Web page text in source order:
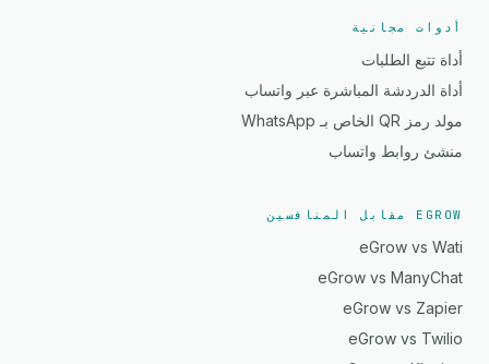
أدوات مجانية
أداة تتبع الطلبات
أداة الدردشة المباشرة عبر واتساب
مولد رمز QR الخاص بـ WhatsApp
منشئ روابط واتساب
EGROW مقابل المنافسين
eGrow vs Wati
eGrow vs ManyChat
eGrow vs Zapier
eGrow vs Twilio